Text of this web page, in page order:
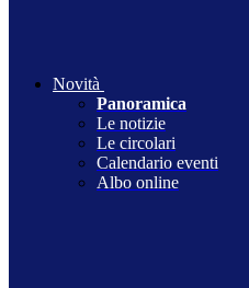
Novità
Panoramica
Le notizie
Le circolari
Calendario eventi
Albo online